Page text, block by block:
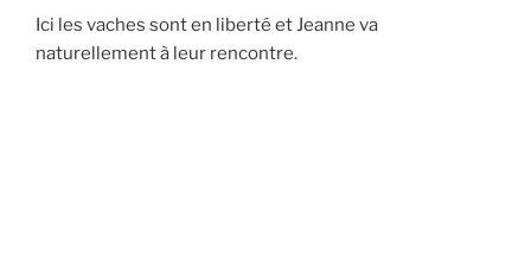
Ici les vaches sont en liberté et Jeanne va
naturellement à leur rencontre.